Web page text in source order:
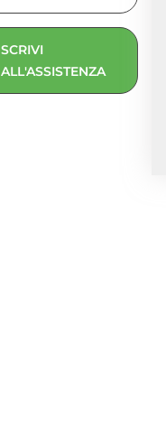
SCRIVI
ALL'ASSISTENZA